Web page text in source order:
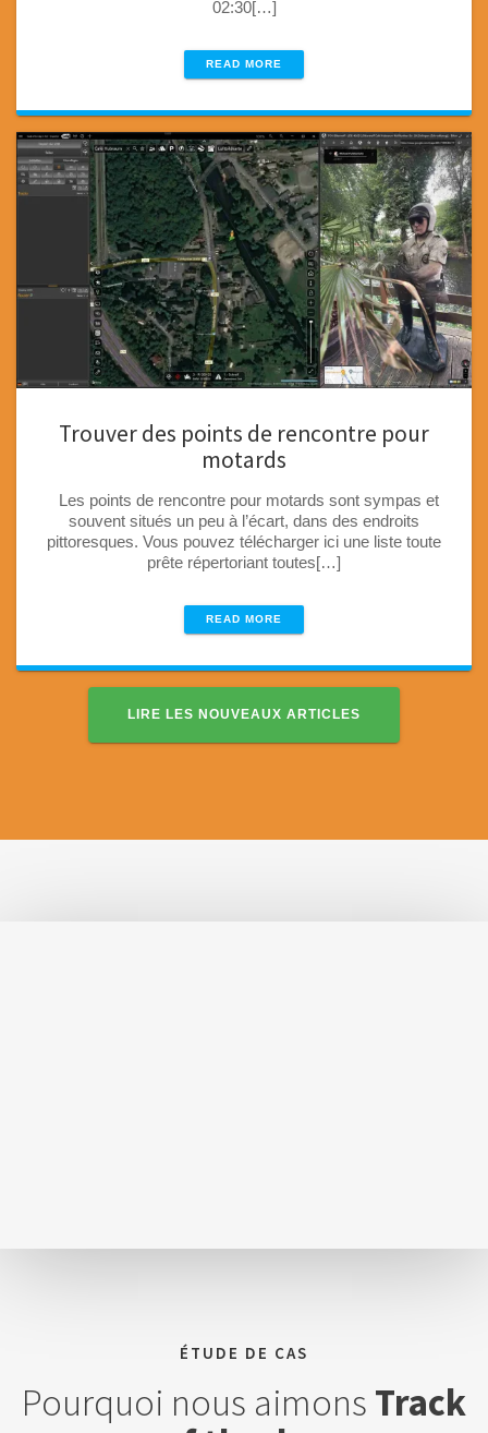
02:30[…]
READ MORE
Trouver des points de rencontre pour
motards
Les points de rencontre pour motards sont sympas et
souvent situés un peu à l’écart, dans des endroits
pittoresques. Vous pouvez télécharger ici une liste toute
prête répertoriant toutes[…]
READ MORE
LIRE LES NOUVEAUX ARTICLES
ÉTUDE DE CAS
Pourquoi nous aimons Track